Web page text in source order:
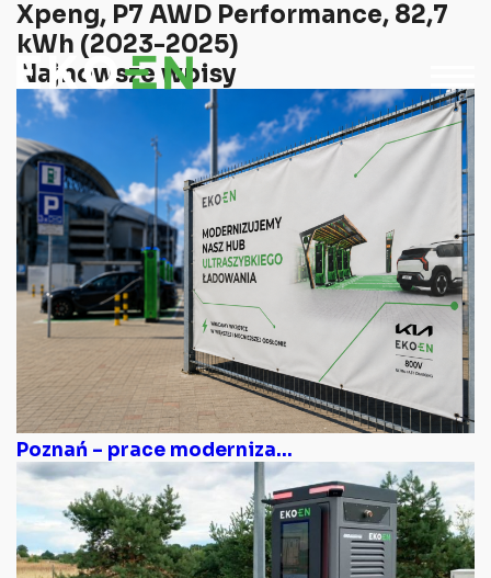
Xpeng, P7 AWD Performance, 82,7
kWh (2023-2025)
Najnowsze wpisy
Poznań – prace moderniza...